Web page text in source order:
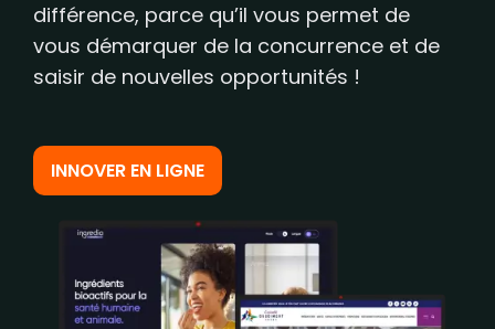
différence, parce qu’il vous permet de
vous démarquer de la concurrence et de
saisir de nouvelles opportunités !
INNOVER EN LIGNE